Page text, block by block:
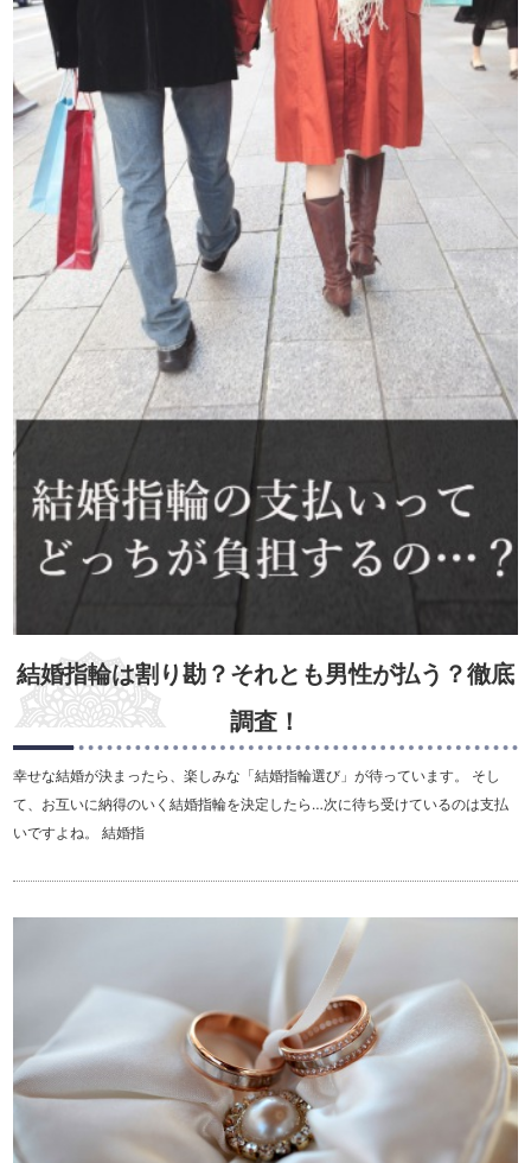
結婚指輪は割り勘？それとも男性が払う？徹底
調査！
幸せな結婚が決まったら、楽しみな「結婚指輪選び」が待っています。 そし
て、お互いに納得のいく結婚指輪を決定したら…次に待ち受けているのは支払
いですよね。 結婚指